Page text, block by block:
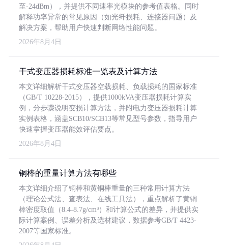
至-24dBm），并提供不同速率光模块的参考值表格。同时
解释功率异常的常见原因（如光纤损耗、连接器问题）及
解决方案，帮助用户快速判断网络性能问题。
2026年8月4日
干式变压器损耗标准一览表及计算方法
本文详细解析干式变压器空载损耗、负载损耗的国家标准
（GB/T 10228-2015），提供1000kVA变压器损耗计算实
例，分步骤说明变损计算方法，并附电力变压器损耗计算
实例表格，涵盖SCB10/SCB13等常见型号参数，指导用户
快速掌握变压器能效评估要点。
2026年8月4日
铜棒的重量计算方法有哪些
本文详细介绍了铜棒和黄铜棒重量的三种常用计算方法
（理论公式法、查表法、在线工具法），重点解析了黄铜
棒密度取值（8.4-8.7g/cm³）和计算公式的差异，并提供实
际计算案例、误差分析及选材建议，数据参考GB/T 4423-
2007等国家标准。